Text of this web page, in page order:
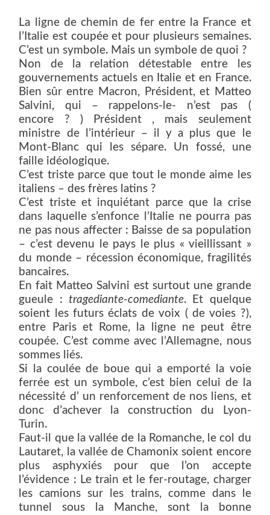
La ligne de chemin de fer entre la France et
l’Italie est coupée et pour plusieurs semaines.
C’est un symbole. Mais un symbole de quoi ?
Non de la relation détestable entre les
gouvernements actuels en Italie et en France.
Bien sûr entre Macron, Président, et Matteo
Salvini, qui – rappelons-le- n’est pas (
encore ? ) Président , mais seulement
ministre de l’intérieur – il y a plus que le
Mont-Blanc qui les sépare. Un fossé, une
faille idéologique.
C’est triste parce que tout le monde aime les
italiens – des frères latins ?
C’est triste et inquiétant parce que la crise
dans laquelle s’enfonce l’Italie ne pourra pas
ne pas nous affecter : Baisse de sa population
– c’est devenu le pays le plus « vieillissant »
du monde – récession économique, fragilités
bancaires.
En fait Matteo Salvini est surtout une grande
gueule : tragediante-comediante. Et quelque
soient les futurs éclats de voix ( de voies ?),
entre Paris et Rome, la ligne ne peut être
coupée. C’est comme avec l’Allemagne, nous
sommes liés.
Si la coulée de boue qui a emporté la voie
ferrée est un symbole, c’est bien celui de la
nécessité d’ un renforcement de nos liens, et
donc d’achever la construction du Lyon-
Turin.
Faut-il que la vallée de la Romanche, le col du
Lautaret, la vallée de Chamonix soient encore
plus asphyxiés pour que l’on accepte
l’évidence : Le train et le fer-routage, charger
les camions sur les trains, comme dans le
tunnel sous la Manche, sont la bonne